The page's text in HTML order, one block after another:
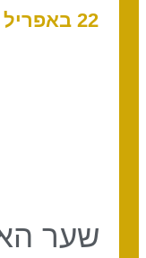
22 באפריל 2026
שער